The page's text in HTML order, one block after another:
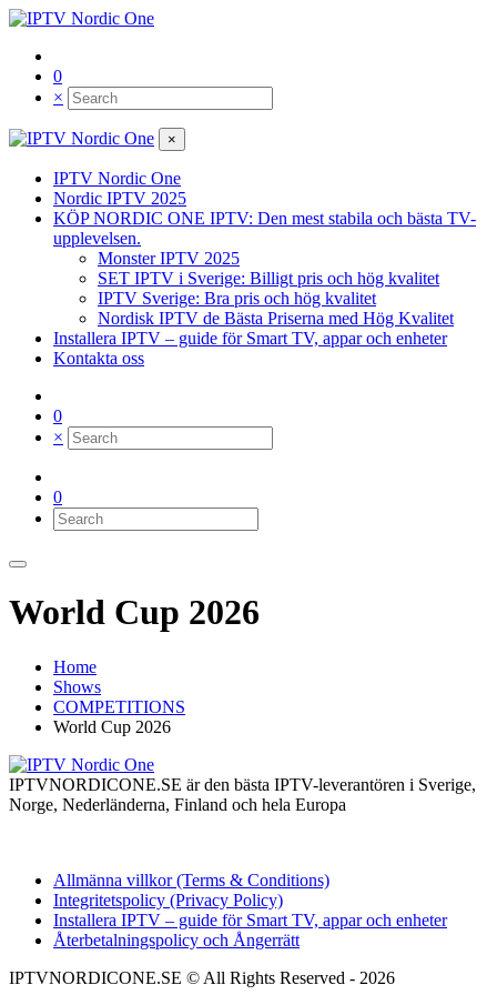
0
×
×
IPTV Nordic One
Nordic IPTV 2025
KÖP NORDIC ONE IPTV: Den mest stabila och bästa TV-
upplevelsen.
Monster IPTV 2025
SET IPTV i Sverige: Billigt pris och hög kvalitet
IPTV Sverige: Bra pris och hög kvalitet
Nordisk IPTV de Bästa Priserna med Hög Kvalitet
Installera IPTV – guide för Smart TV, appar och enheter
Kontakta oss
0
×
0
World Cup 2026
Home
Shows
COMPETITIONS
World Cup 2026
IPTVNORDICONE.SE är den bästa IPTV-leverantören i Sverige,
Norge, Nederländerna, Finland och hela Europa
Allmänna villkor (Terms & Conditions)
Integritetspolicy (Privacy Policy)
Installera IPTV – guide för Smart TV, appar och enheter
Återbetalningspolicy och Ångerrätt
IPTVNORDICONE.SE © All Rights Reserved - 2026